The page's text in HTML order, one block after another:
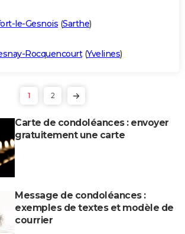
le-Gesnois (Sarthe)
Rocquencourt(Yvelines)
1 2
Carte de condoléances : envoyer
gratuitement une carte
Message de condoléances :
exemples de textes et modèle de
courrier